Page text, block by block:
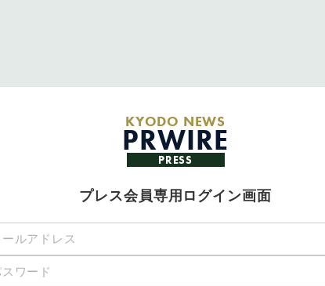
KYODO NEWS
PRWIRE
PRESS
プレス会員専用ログイン画面